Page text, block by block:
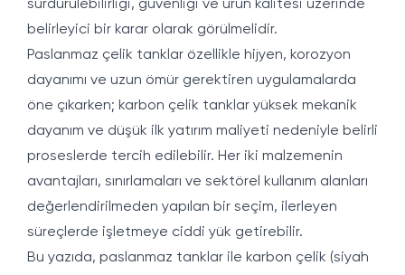
sürdürülebilirliği, güvenliği ve ürün kalitesi üzerinde
belirleyici bir karar olarak görülmelidir.
Paslanmaz çelik tanklar özellikle hijyen, korozyon
dayanımı ve uzun ömür gerektiren uygulamalarda
öne çıkarken; karbon çelik tanklar yüksek mekanik
dayanım ve düşük ilk yatırım maliyeti nedeniyle belirli
proseslerde tercih edilebilir. Her iki malzemenin
avantajları, sınırlamaları ve sektörel kullanım alanları
değerlendirilmeden yapılan bir seçim, ilerleyen
süreçlerde işletmeye ciddi yük getirebilir.
Bu yazıda, paslanmaz tanklar ile karbon çelik (siyah